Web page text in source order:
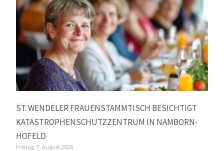
ST. WENDELER FRAUENSTAMMTISCH BESICHTIGT
KATASTROPHENSCHUTZZENTRUM IN NAMBORN-
HOFELD
Freitag, 7. August 2026